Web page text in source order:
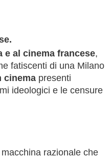
e al cinema francese,
fatiscenti di una Milano
cinema presenti
ideologici e le censure
razionale che